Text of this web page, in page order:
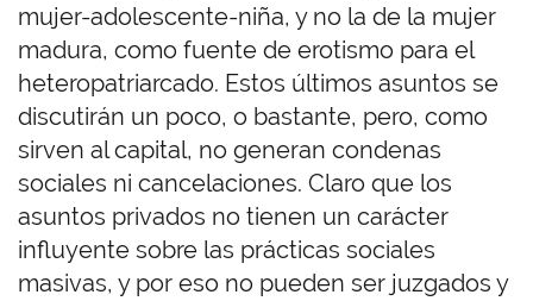
mujer-adolescente-niña, y no la de la mujer
madura, como fuente de erotismo para el
heteropatriarcado. Estos últimos asuntos se
discutirán un poco, o bastante, pero, como
sirven al capital, no generan condenas
sociales ni cancelaciones. Claro que los
asuntos privados no tienen un carácter
influyente sobre las prácticas sociales
masivas, y por eso no pueden ser juzgados y